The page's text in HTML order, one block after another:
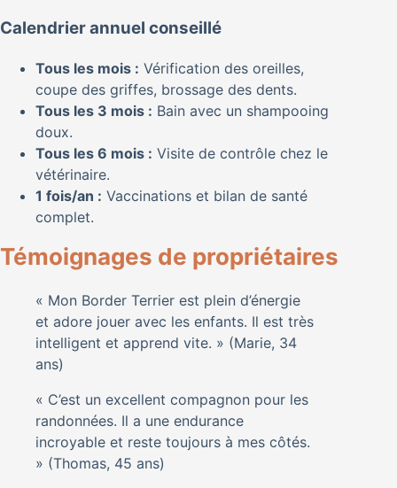
Calendrier annuel conseillé
Tous les mois : Vérification des oreilles,
coupe des griffes, brossage des dents.
Tous les 3 mois : Bain avec un shampooing
doux.
Tous les 6 mois : Visite de contrôle chez le
vétérinaire.
1 fois/an : Vaccinations et bilan de santé
complet.
Témoignages de propriétaires
« Mon Border Terrier est plein d’énergie
et adore jouer avec les enfants. Il est très
intelligent et apprend vite. » (Marie, 34
ans)
« C’est un excellent compagnon pour les
randonnées. Il a une endurance
incroyable et reste toujours à mes côtés.
» (Thomas, 45 ans)